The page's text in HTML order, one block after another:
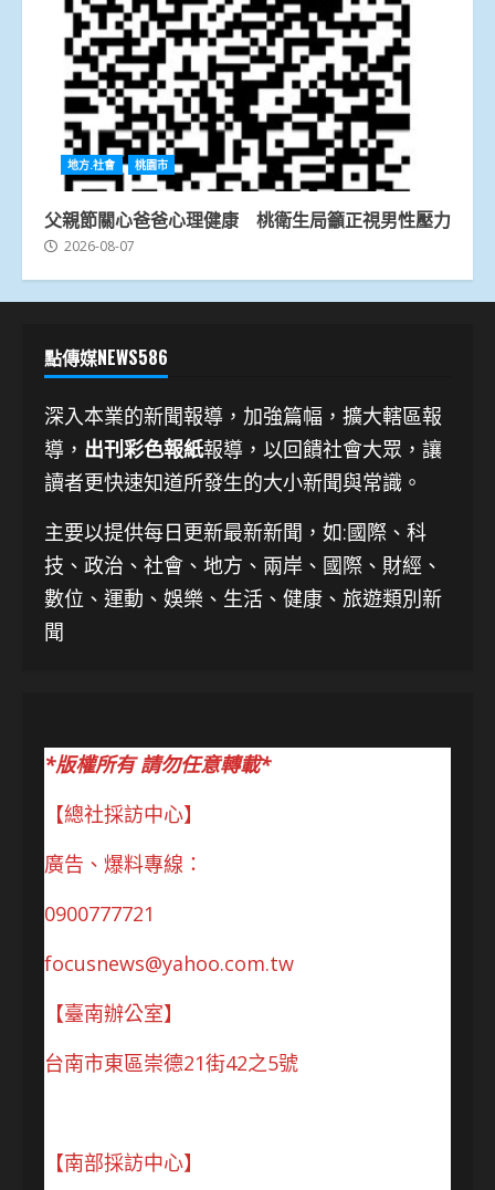
地方.社會 桃園市
父親節關心爸爸心理健康 桃衛生局籲正視男性壓力
2026-08-07
點傳媒NEWS586
深入本業的新聞報導，加強篇幅，擴大轄區報
導， 出刊彩色報紙報導，以回饋社會大眾，讓
讀者更快速知道所發生的大小新聞與常識。
主要以提供每日更新最新新聞 ，如:國際、科
技、 政治、社會、地方、兩岸、國際、財經、
數位、運動、娛樂、生活、健康、旅遊類別新
聞
*版權所有 請勿任意轉載*
【總社採訪中心】
廣告、爆料專線：
0900777721
focusnews@yahoo.com.tw
【臺南辦公室】
台南市東區崇德21街42之5號
【南部採訪中心】